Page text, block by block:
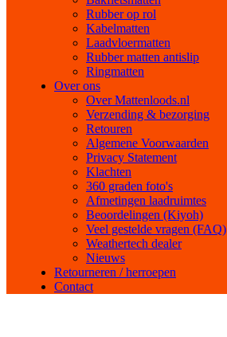
Rubber op rol
Kabelmatten
Laadvloermatten
Rubber matten antislip
Ringmatten
Over ons
Over Mattenloods.nl
Verzending & bezorging
Retouren
Algemene Voorwaarden
Privacy Statement
Klachten
360 graden foto's
Afmetingen laadruimtes
Beoordelingen (Kiyoh)
Veel gestelde vragen (FAQ)
Weathertech dealer
Nieuws
Retourneren / herroepen
Contact